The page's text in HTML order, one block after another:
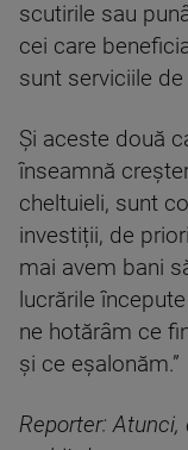
scutirile sau
cei care
sunt serviciile
Și aceste două
înseamnă
cheltuieli, sunt
investiții, de
mai avem bani
lucrările
ne hotărâm ce
și ce eșalonăm.”
Reporter: